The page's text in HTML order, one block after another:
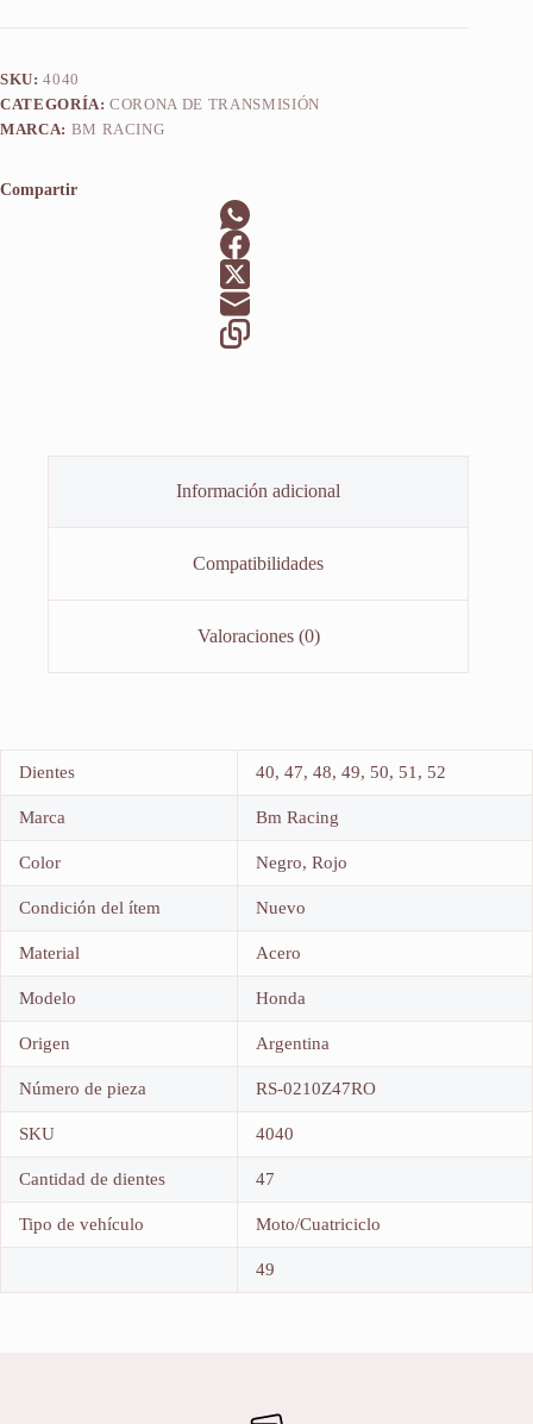
SKU:4040
CATEGORÍA:CORONA DE TRANSMISIÓN
MARCA: BM RACING
Compartir
Información adicional
Compatibilidades
Valoraciones (0)
Dientes 40, 47, 48, 49, 50, 51, 52
Marca Bm Racing
Color Negro, Rojo
Condición del ítem Nuevo
Material Acero
Modelo Honda
Origen Argentina
Número de pieza RS-0210Z47RO
SKU 4040
Cantidad de dientes 47
Tipo de vehículo Moto/Cuatriciclo
49